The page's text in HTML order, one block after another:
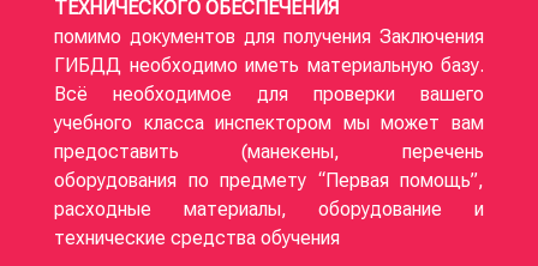
ТЕХНИЧЕСКОГО ОБЕСПЕЧЕНИЯ
помимо документов для получения Заключения
ГИБДД необходимо иметь материальную базу.
Всё необходимое для проверки вашего
учебного класса инспектором мы может вам
предоставить (манекены, перечень
оборудования по предмету “Первая помощь”,
расходные материалы, оборудование и
технические средства обучения